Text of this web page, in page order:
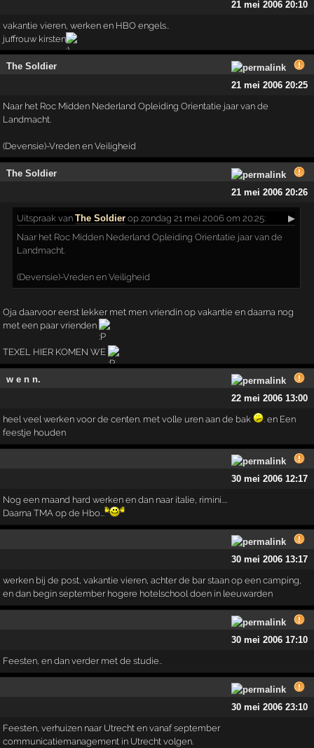
21 mei 2006 20:10
vakantie vieren, werken en HBO engels..
juffrouw kirsten
The Soldier
21 mei 2006 20:25
Naar het Roc Midden Nederland Opleiding Orientatie jaar van de
Landmacht.
(Devensie)-Vreden en Veiligheid
The Soldier
21 mei 2006 20:26
Uitspraak vanThe Soldier op zondag 21 mei 2006 om 20:25:
▶
Naar het Roc Midden Nederland Opleiding Orientatie jaar van de
Landmacht.
(Devensie)-Vreden en Veiligheid
Oja daarvoor eerst lekker met men vriendin op vakantie en daarna nog
met een paar vrienden
TEXEL HIER KOMEN WE
w e n n.
22 mei 2006 13:00
heel veel werken voor de centen. met volle uren aan de bak
. en Een
feestje houden
30 mei 2006 12:17
Nog een maand hard werken en dan naar italie, rimini....
Daarna TMA op de Hbo...
30 mei 2006 13:17
werken bij de post, vakantie vieren, achter de bar staan op een camping,
en dan begin september hogere hotelschool doen in leeuwarden
30 mei 2006 17:10
Feesten, en dan verder met de studie..
30 mei 2006 23:10
Feesten, verhuizen naar Utrecht en vanaf september
communicatiemanagement in Utrecht volgen.